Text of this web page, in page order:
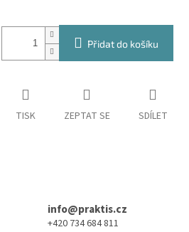
Přidat do košíku
TISK ZEPTAT SE SDÍLET
info@praktis.cz
+420 734 684 811